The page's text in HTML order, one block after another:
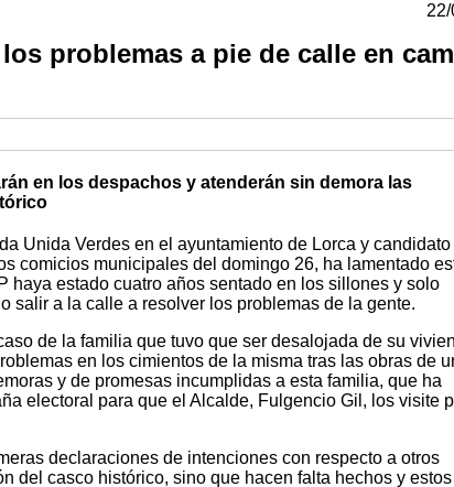
problemas a pie de calle en
en los despachos y atenderán sin demora las
Unida Verdes en el ayuntamiento de Lorca y candidato
comicios municipales del domingo 26, ha lamentado
haya estado cuatro años sentado en los sillones y solo
salir a la calle a resolver los problemas de la gente.
de la familia que tuvo que ser desalojada de su
en los cimientos de la misma tras las obras de
y de promesas incumplidas a esta familia, que ha
electoral para que el Alcalde, Fulgencio Gil, los visite
declaraciones de intenciones con respecto a otros
del casco histórico, sino que hacen falta hechos y